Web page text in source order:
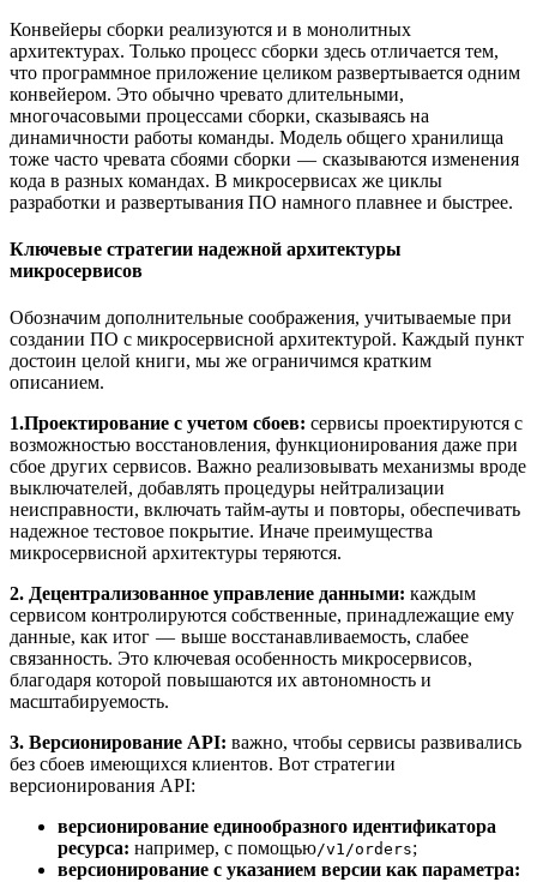
Конвейеры сборки реализуются и в монолитных
архитектурах. Только процесс сборки здесь отличается тем,
что программное приложение целиком развертывается одним
конвейером. Это обычно чревато длительными,
многочасовыми процессами сборки, сказываясь на
динамичности работы команды. Модель общего хранилища
тоже часто чревата сбоями сборки — сказываются изменения
кода в разных командах. В микросервисах же циклы
разработки и развертывания ПО намного плавнее и быстрее.
Ключевые стратегии надежной архитектуры
микросервисов
Обозначим дополнительные соображения, учитываемые при
создании ПО с микросервисной архитектурой. Каждый пункт
достоин целой книги, мы же ограничимся кратким
описанием.
1.Проектирование с учетом сбоев: сервисы проектируются с
возможностью восстановления, функционирования даже при
сбое других сервисов. Важно реализовывать механизмы вроде
выключателей, добавлять процедуры нейтрализации
неисправности, включать тайм-ауты и повторы, обеспечивать
надежное тестовое покрытие. Иначе преимущества
микросервисной архитектуры теряются.
2. Децентрализованное управление данными: каждым
сервисом контролируются собственные, принадлежащие ему
данные, как итог — выше восстанавливаемость, слабее
связанность. Это ключевая особенность микросервисов,
благодаря которой повышаются их автономность и
масштабируемость.
3. Версионирование API: важно, чтобы сервисы развивались
без сбоев имеющихся клиентов. Вот стратегии
версионирования API:
версионирование единообразного идентификатора
ресурса: например, с помощью/v1/orders;
версионирование с указанием версии как параметра: